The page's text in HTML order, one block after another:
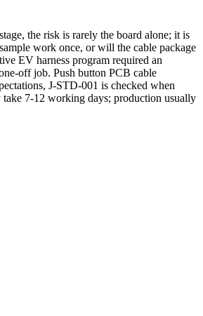
the risk is rarely the board alone; it is
work once, or will the cable package
EV harness program required an
off job. Push button PCB cable
J-STD-001 is checked when
7-12 working days; production usually